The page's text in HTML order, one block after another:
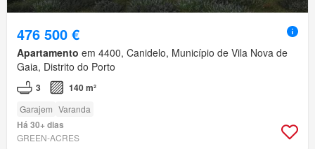
476 500 €
Apartamento em 4400, Canidelo, Município de Vila Nova de
Gaia, Distrito do Porto
3 140 m²
Garajem Varanda
Há 30+ dias
GREEN-ACRES